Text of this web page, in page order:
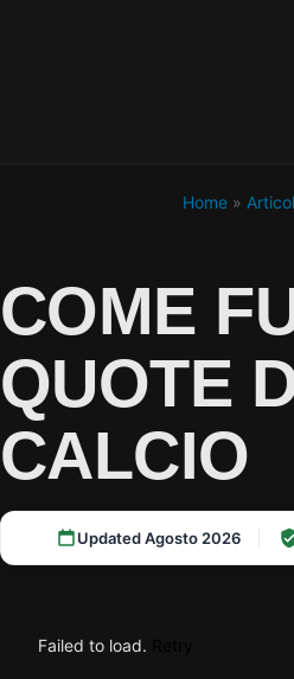
Home »
COME
QUOTE
CALCIO
Updated Agosto 2026
Failed to load.